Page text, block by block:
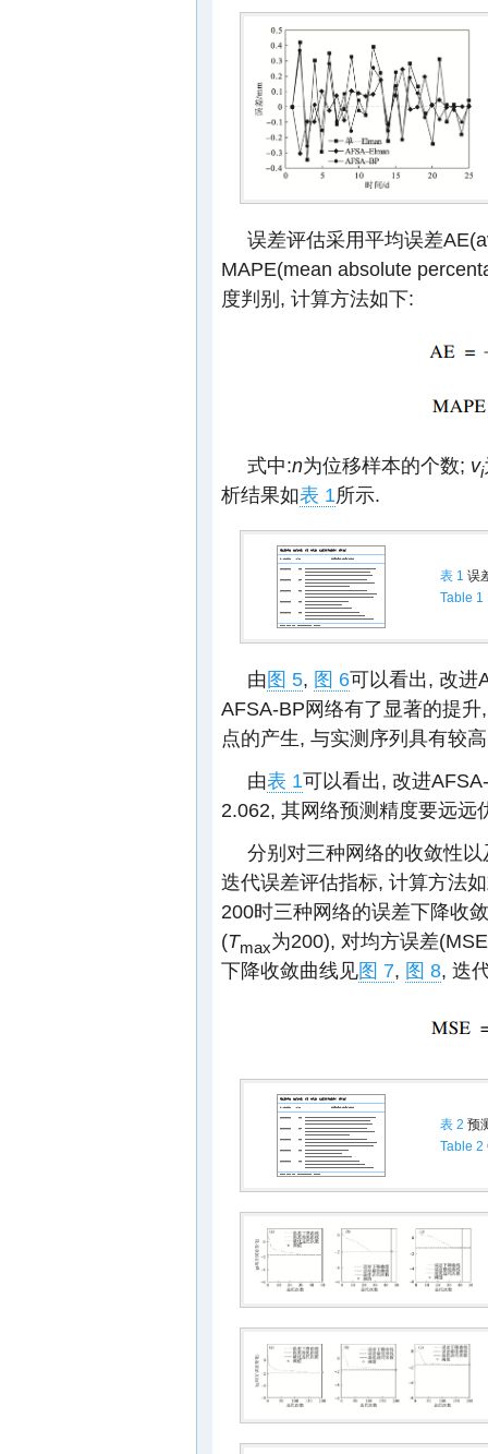
误差评估采用平均误差
MAPE(mean absolute
度判别, 计算方法如下:
式中:n为位移样本的个数; vi
析结果如表 1所示.
表 1 误
Table 1
由图 5, 图 6可以看出, 改进
AFSA-BP网络有了显著的提
点的产生, 与实测序列具有较
由表 1可以看出, 改进
2.062, 其网络预测精度要远远
分别对三种网络的收敛性
迭代误差评估指标, 计算方法
200时三种网络的误差下降收
(Tmax为200), 对均方误差
下降收敛曲线见图 7, 图 8, 迭
表 2 预
Table 2